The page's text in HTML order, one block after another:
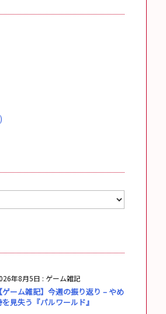
年8月5日 : ゲーム雑記
【ゲーム雑記】今週の振り返り – やめ
を見失う『パルワールド』